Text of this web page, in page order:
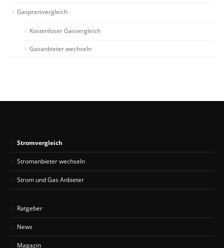
Gaspreisvergleich
Kostenloser Gasvergleich
Gasanbieter wechseln
Stromvergleich
Stromanbieter wechseln
Strom und Gas Anbieter
Ratgeber
News
Magazin